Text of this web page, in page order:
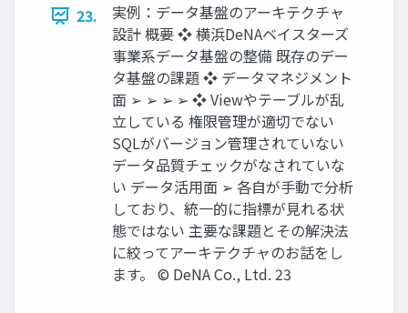
23.
実例：データ基盤のアーキテクチャ
設計 概要 ❖ 横浜DeNAベイスターズ
事業系データ基盤の整備 既存のデー
タ基盤の課題 ❖ データマネジメント
⾯ ➢ ➢ ➢ ➢ ❖ Viewやテーブルが乱
⽴している 権限管理が適切でない
SQLがバージョン管理されていない
データ品質チェックがなされていな
い データ活⽤⾯ ➢ 各⾃が⼿動で分析
しており、統⼀的に指標が⾒れる状
態ではない 主要な課題とその解決法
に絞ってアーキテクチャのお話をし
ます。 © DeNA Co., Ltd. 23